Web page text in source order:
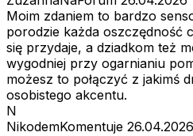
Moim zdaniem to bardzo
porodzie każda oszczędność
się przydaje, a dziadkom też
wygodniej przy ogarnianiu
możesz to połączyć z jakimś
osobistego akcentu.
N
NikodemKomentuje